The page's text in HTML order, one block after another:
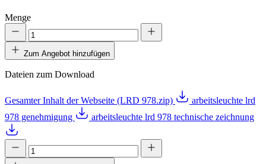
Menge
Zum Angebot hinzufügen
Dateien zum Download
Gesamter Inhalt der Webseite (LRD 978.zip)
arbeitsleuchte lrd
978 genehmigung
arbeitsleuchte lrd 978 technische zeichnung